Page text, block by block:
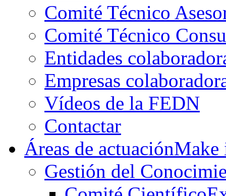
Comité Técnico
Comité Técnico
Entidades
Empresas
Vídeos de la FEDN
Contactar
Áreas de actuación
Gestión del